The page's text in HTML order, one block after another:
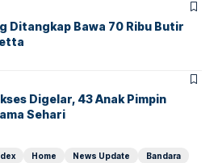
Ditangkap Bawa 70 Ribu Butir
Digelar, 43 Anak Pimpin
Sehari
Home News Update
Bandara